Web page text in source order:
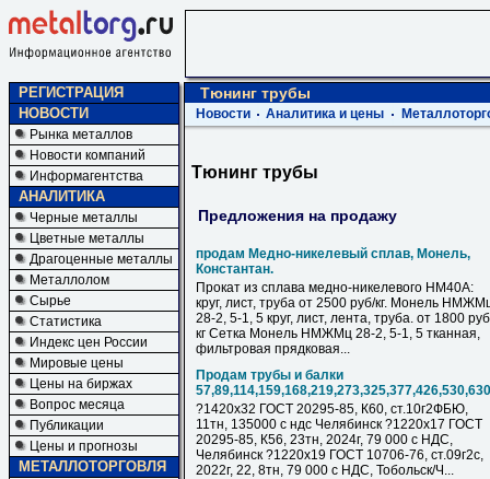
РЕГИСТРАЦИЯ
НОВОСТИ
Рынка металлов
Новости компаний
Информагентства
АНАЛИТИКА
Черные металлы
Цветные металлы
Драгоценные металлы
Металлолом
Сырье
Статистика
Индекс цен России
Мировые цены
Цены на биржах
Вопрос месяца
Публикации
Цены и прогнозы
МЕТАЛЛОТОРГОВЛЯ
Тюнинг трубы
Новости Аналитика и цены
Тюнинг трубы
Предложения на продажу
продам Медно-никелевый сплав, Монель,
Константан.
Прокат из сплава медно-никелевого НМ40А:
круг, лист, труба от 2500 руб/кг. Монель
28-2, 5-1, 5 круг, лист, лента, труба. от 1800
кг Сетка Монель НМЖМц 28-2, 5-1, 5 тканная,
фильтровая прядковая...
Продам трубы и балки
?1420х32 ГОСТ 20295-85, К60, ст.10г2ФБЮ,
11тн, 135000 с ндс Челябинск ?1220х17 ГОСТ
20295-85, К56, 23тн, 2024г, 79 000 с НДC,
Челябинск ?1220х19 ГОСТ 10706-76, ст.09г2с,
2022г, 22, 8тн, 79 000 с НДC, Тобольск/Ч...